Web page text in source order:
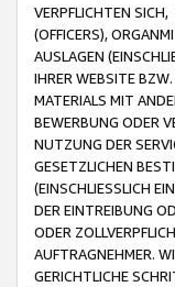
VERPFLICHTEN
(OFFICERS),
AUSLAGEN
IHRER WEBSITE
MATERIALS MIT
BEWERBUNG ODER
NUTZUNG DER
GESETZLICHEN
(EINSCHLIESSLICH
DER EINTREIBUNG
ODER
AUFTRAGNEHMER.
GERICHTLICHE